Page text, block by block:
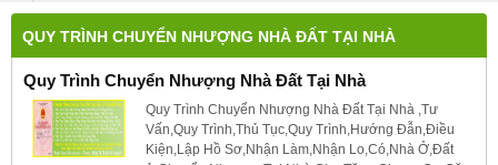
QUY TRÌNH CHUYỂN NHƯỢNG NHÀ ĐẤT TẠI NHÀ
Quy Trình Chuyển Nhượng Nhà Đất Tại Nhà
Quy Trình Chuyển Nhượng Nhà Đất Tại Nhà ,Tư
Vấn,Quy Trình,Thủ Tục,Quy Trình,Hướng Đẫn,Điều
Kiện,Lập Hồ Sơ,Nhận Làm,Nhận Lo,Có,Nhà Ở,Đất